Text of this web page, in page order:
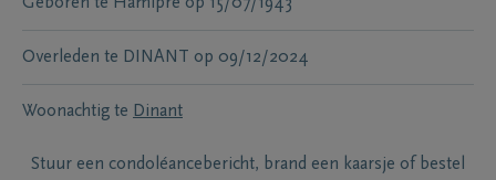
Overleden te DINANT op 09/12/2024
Woonachtig te Dinant
Stuur een condoléancebericht, brand een kaarsje of bestel